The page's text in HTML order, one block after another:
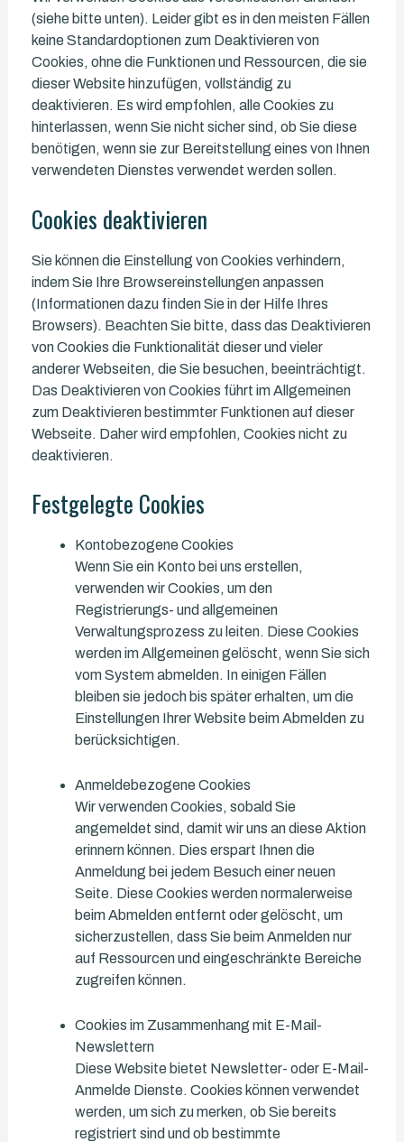
(siehe bitte unten). Leider gibt es in den meisten Fällen
keine Standardoptionen zum Deaktivieren von
Cookies, ohne die Funktionen und Ressourcen, die sie
dieser Website hinzufügen, vollständig zu
deaktivieren. Es wird empfohlen, alle Cookies zu
hinterlassen, wenn Sie nicht sicher sind, ob Sie diese
benötigen, wenn sie zur Bereitstellung eines von Ihnen
verwendeten Dienstes verwendet werden sollen.
Cookies deaktivieren
Sie können die Einstellung von Cookies verhindern,
indem Sie Ihre Browsereinstellungen anpassen
(Informationen dazu finden Sie in der Hilfe Ihres
Browsers). Beachten Sie bitte, dass das Deaktivieren
von Cookies die Funktionalität dieser und vieler
anderer Webseiten, die Sie besuchen, beeinträchtigt.
Das Deaktivieren von Cookies führt im Allgemeinen
zum Deaktivieren bestimmter Funktionen auf dieser
Webseite. Daher wird empfohlen, Cookies nicht zu
deaktivieren.
Festgelegte Cookies
Kontobezogene Cookies
Wenn Sie ein Konto bei uns erstellen,
verwenden wir Cookies, um den
Registrierungs- und allgemeinen
Verwaltungsprozess zu leiten. Diese Cookies
werden im Allgemeinen gelöscht, wenn Sie sich
vom System abmelden. In einigen Fällen
bleiben sie jedoch bis später erhalten, um die
Einstellungen Ihrer Website beim Abmelden zu
berücksichtigen.
Anmeldebezogene Cookies
Wir verwenden Cookies, sobald Sie
angemeldet sind, damit wir uns an diese Aktion
erinnern können. Dies erspart Ihnen die
Anmeldung bei jedem Besuch einer neuen
Seite. Diese Cookies werden normalerweise
beim Abmelden entfernt oder gelöscht, um
sicherzustellen, dass Sie beim Anmelden nur
auf Ressourcen und eingeschränkte Bereiche
zugreifen können.
Cookies im Zusammenhang mit E-Mail-
Newslettern
Diese Website bietet Newsletter- oder E-Mail-
Anmelde Dienste. Cookies können verwendet
werden, um sich zu merken, ob Sie bereits
registriert sind und ob bestimmte